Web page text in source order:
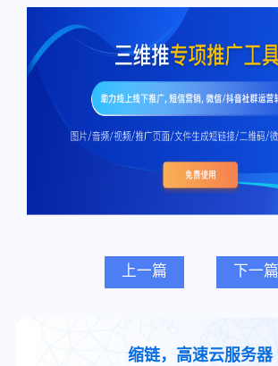
上一篇 下一篇
缩链，高速云服务器